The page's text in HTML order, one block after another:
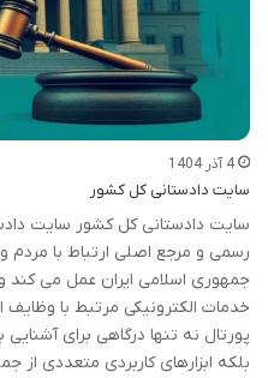
4 آذر 1404
سایت دادستانی کل کشور
سایت دادستانی کل کشور سایت
رسمی و مرجع اصلی ارتباط با مردم
جمهوری اسلامی ایران عمل می کند
خدمات الکترونیکی مرتبط با وظایف
پورتال نه تنها درگاهی برای
بلکه ابزارهای کاربردی متعددی از